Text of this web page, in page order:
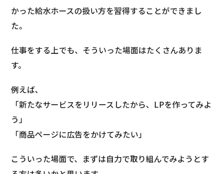
かった給水ホースの扱い方を習得することができまし
た。
仕事をする上でも、そういった場面はたくさんありま
す。
例えば、
「新たなサービスをリリースしたから、LPを作ってみよ
う」
「商品ページに広告をかけてみたい」
こういった場面で、まずは自力で取り組んでみようとす